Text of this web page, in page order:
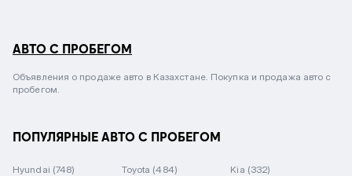
АВТО С ПРОБЕГОМ
Объявления о продаже авто в Казахстане. Покупка и продажа авто с
пробегом.
ПОПУЛЯРНЫЕ АВТО С ПРОБЕГОМ
Hyundai (748) Toyota (484) Kia (332)